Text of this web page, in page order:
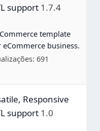
support 1.7.4
template
business.
691
Responsive
support 1.0